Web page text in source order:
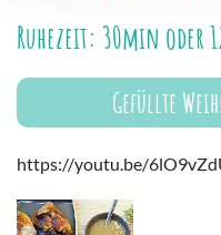
Ruhezeit: 30min oder
Gefüllte
https://youtu.be/